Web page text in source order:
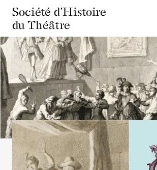
Société d'Histoire
du Théâtre